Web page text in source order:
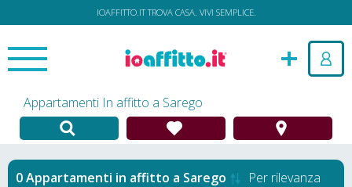
IOAFFITTO.IT TROVA CASA. VIVI SEMPLICE.
Appartamenti In affitto a Sarego
Appartamenti in affitto a Sarego Per rilevanza